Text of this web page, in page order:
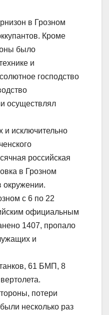
в Грозном
Кроме
было
и
господство
осуществлял
и исключительно
российская
в Грозном
окружении.
с 6 по 22
официальным
1407, пропало
и
61 БМП, 8
потери
несколько раз